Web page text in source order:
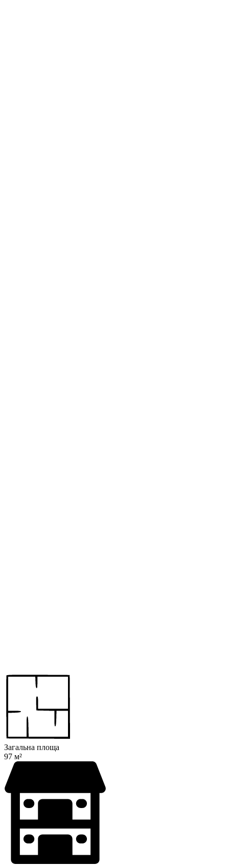
Загальна площа
97 м²